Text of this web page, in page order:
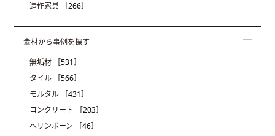
造作家具
［266］
素材から事例を探す
無垢材
［531］
タイル
［566］
モルタル
［431］
コンクリート
［203］
ヘリンボーン
［46］